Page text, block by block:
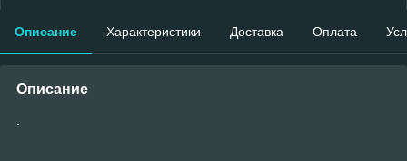
Описание Характеристики Доставка Оплата
Описание